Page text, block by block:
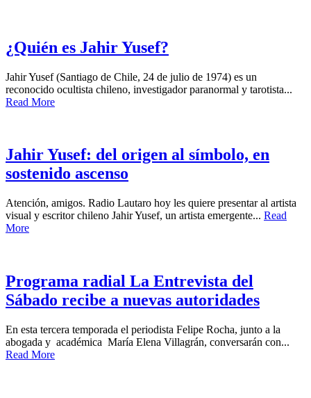
¿Quién es Jahir Yusef?
Jahir Yusef (Santiago de Chile, 24 de julio de 1974) es un
reconocido ocultista chileno, investigador paranormal y tarotista...
Read More
Jahir Yusef: del origen al símbolo, en
sostenido ascenso
Atención, amigos. Radio Lautaro hoy les quiere presentar al artista
visual y escritor chileno Jahir Yusef, un artista emergente... Read
More
Programa radial La Entrevista del
Sábado recibe a nuevas autoridades
En esta tercera temporada el periodista Felipe Rocha, junto a la
abogada y académica María Elena Villagrán, conversarán con...
Read More